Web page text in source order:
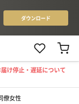
け停止・遅延について
僚女性